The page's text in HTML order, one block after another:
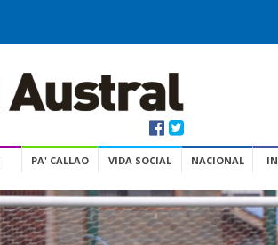
PA' CALLAO VIDA SOCIAL NACIONAL